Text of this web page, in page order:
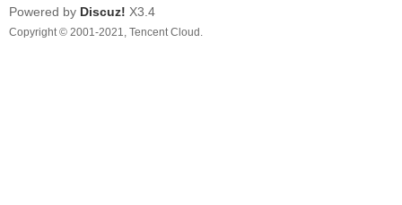
地
Powered by Discuz! X3.4
Copyright © 2001-2021, Tencent Cloud.